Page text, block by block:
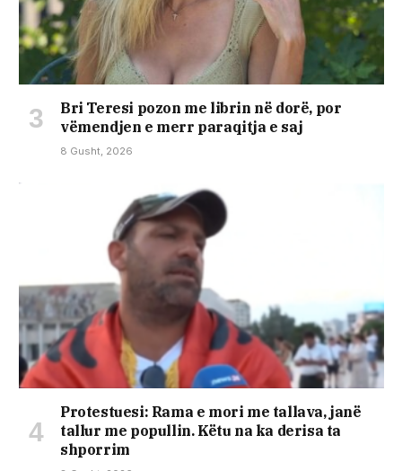
Bri Teresi pozon me librin në dorë, por
vëmendjen e merr paraqitja e saj
8 Gusht, 2026
Protestuesi: Rama e mori me tallava, janë
tallur me popullin. Këtu na ka derisa ta
shporrim